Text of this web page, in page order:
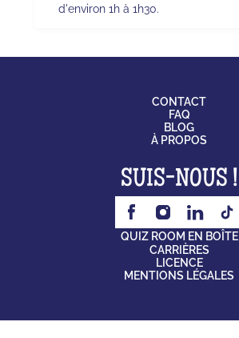
d'environ 1h à 1h30.
CONTACT
FAQ
BLOG
À PROPOS
SUIS-NOUS !
QUIZ ROOM EN BOÎTE
CARRIÈRES
LICENCE
MENTIONS LÉGALES